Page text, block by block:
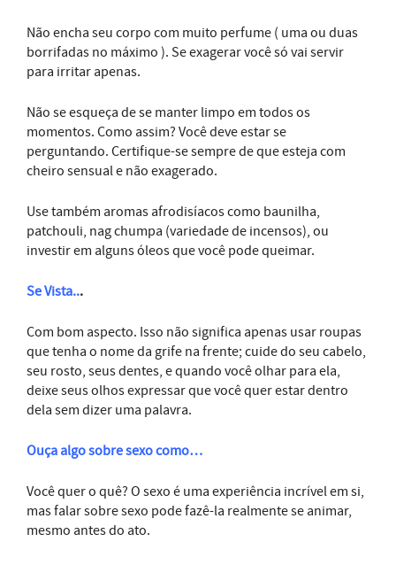
Não encha seu corpo com muito perfume ( uma ou duas
borrifadas no máximo ). Se exagerar você só vai servir
para irritar apenas.
Não se esqueça de se manter limpo em todos os
momentos. Como assim? Você deve estar se
perguntando. Certifique-se sempre de que esteja com
cheiro sensual e não exagerado.
Use também aromas afrodisíacos como baunilha,
patchouli, nag chumpa (variedade de incensos), ou
investir em alguns óleos que você pode queimar.
Se Vista...
Com bom aspecto. Isso não significa apenas usar roupas
que tenha o nome da grife na frente; cuide do seu cabelo,
seu rosto, seus dentes, e quando você olhar para ela,
deixe seus olhos expressar que você quer estar dentro
dela sem dizer uma palavra.
Ouça algo sobre sexo como…
Você quer o quê? O sexo é uma experiência incrível em si,
mas falar sobre sexo pode fazê-la realmente se animar,
mesmo antes do ato.